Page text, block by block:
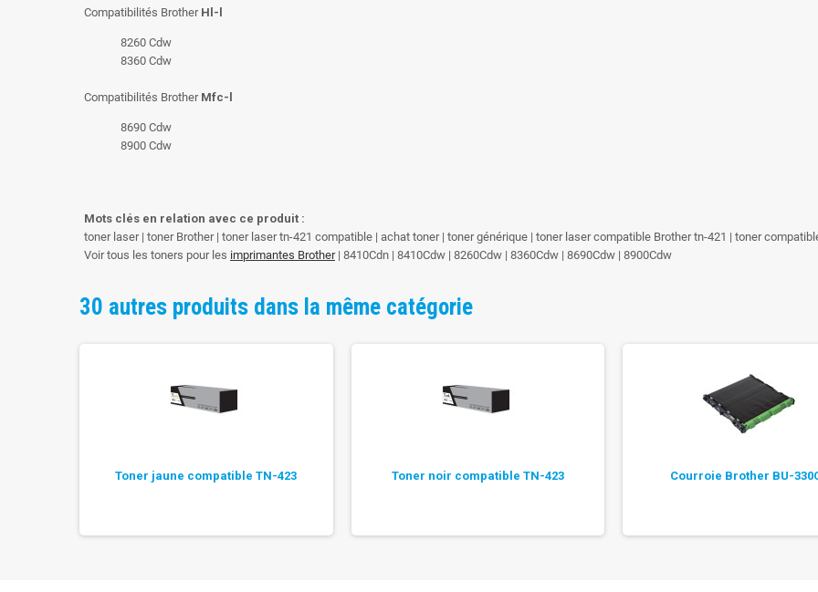
Compatibilités Brother Hl-l
8260 Cdw
8360 Cdw
Compatibilités Brother Mfc-l
8690 Cdw
8900 Cdw
Mots clés en relation avec ce produit :
toner laser | toner Brother | toner laser tn-421 compatible | achat toner | toner générique | toner laser compatible Brother tn-421 | toner
Voir tous les toners pour les imprimantes Brother| 8410Cdn | 8410Cdw | 8260Cdw | 8360Cdw | 8690Cdw | 8900Cdw
30 autres produits dans la même catégorie
Toner jaune compatible TN-423 Toner noir compatible TN-423 Courroie Brother BU-